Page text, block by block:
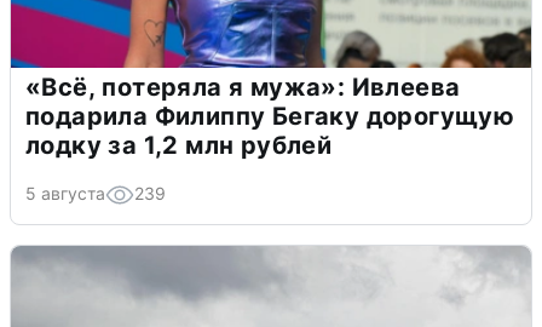
«Всё, потеряла я мужа»: Ивлеева
подарила Филиппу Бегаку дорогущую
лодку за 1,2 млн рублей
5 августа 239